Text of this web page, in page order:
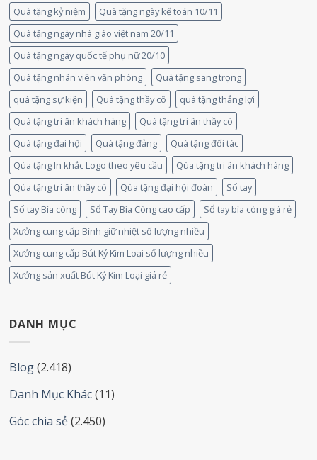
Quà tặng kỷ niệm
Quà tặng ngày kế toán 10/11
Quà tặng ngày nhà giáo việt nam 20/11
Quà tặng ngày quốc tế phụ nữ 20/10
Quà tặng nhân viên văn phòng
Quà tặng sang trọng
quà tặng sự kiện
Quà tặng thầy cô
quà tặng thắng lợi
Quà tặng tri ân khách hàng
Quà tặng tri ân thầy cô
Quà tặng đại hội
Quà tặng đảng
Quà tặng đối tác
Qùa tặng In khắc Logo theo yêu cầu
Qùa tặng tri ân khách hàng
Qùa tặng tri ân thầy cô
Qùa tặng đại hội đoàn
Sổ tay
Sổ tay Bìa còng
Sổ Tay Bìa Còng cao cấp
Sổ tay bìa còng giá rẻ
Xưởng cung cấp Bình giữ nhiệt số lượng nhiều
Xưởng cung cấp Bút Ký Kim Loại số lượng nhiều
Xưởng sản xuất Bút Ký Kim Loại giá rẻ
DANH MỤC
Blog(2.418)
Danh Mục Khác(11)
Góc chia sẻ(2.450)